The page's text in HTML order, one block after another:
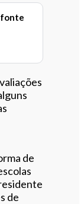
fonte
de
de